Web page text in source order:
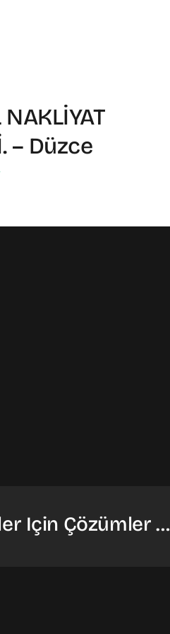
NAKLİYAT
– Düzce
Için Çözümler …